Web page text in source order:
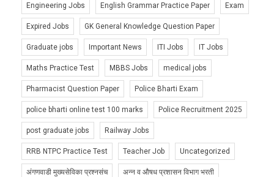
Engineering Jobs English Grammar Practice Paper Exam
Expired Jobs GK General Knowledge Question Paper
Graduate jobs Important News ITI Jobs IT Jobs
Maths Practice Test MBBS Jobs medical jobs
Pharmacist Question Paper Police Bharti Exam
police bharti online test 100 marks Police Recruitment 2025
post graduate jobs Railway Jobs
RRB NTPC Practice Test Teacher Job Uncategorized
अंगणवाडी मुख्यसेविका प्रश्नसंच अन्न व औषध प्रशासन विभाग भरती